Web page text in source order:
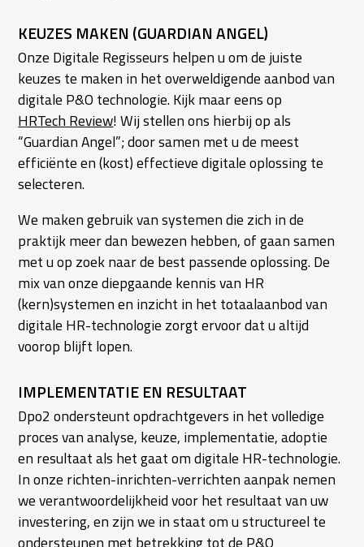
KEUZES MAKEN (GUARDIAN ANGEL)
Onze Digitale Regisseurs helpen u om de juiste
keuzes te maken in het overweldigende aanbod van
digitale P&O technologie. Kijk maar eens op
HRTech Review! Wij stellen ons hierbij op als
“Guardian Angel”; door samen met u de meest
efficiënte en (kost) effectieve digitale oplossing te
selecteren.
We maken gebruik van systemen die zich in de
praktijk meer dan bewezen hebben, of gaan samen
met u op zoek naar de best passende oplossing. De
mix van onze diepgaande kennis van HR
(kern)systemen en inzicht in het totaalaanbod van
digitale HR-technologie zorgt ervoor dat u altijd
voorop blijft lopen.
IMPLEMENTATIE EN RESULTAAT
Dpo2 ondersteunt opdrachtgevers in het volledige
proces van analyse, keuze, implementatie, adoptie
en resultaat als het gaat om digitale HR-technologie.
In onze richten-inrichten-verrichten aanpak nemen
we verantwoordelijkheid voor het resultaat van uw
investering, en zijn we in staat om u structureel te
ondersteunen met betrekking tot de P&O